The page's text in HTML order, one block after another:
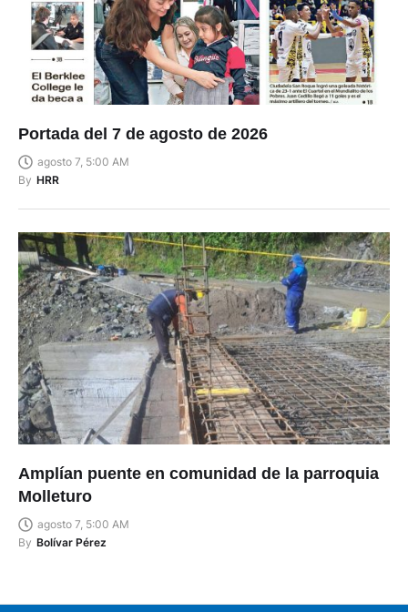
Portada del 7 de agosto de 2026
agosto 7, 5:00 AM
By HRR
Amplían puente en comunidad de la parroquia
Molleturo
agosto 7, 5:00 AM
By Bolívar Pérez